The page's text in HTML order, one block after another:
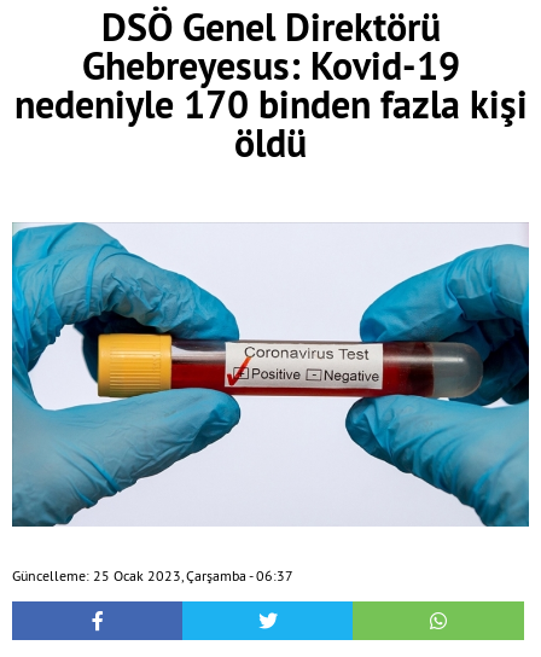
DSÖ Genel Direktörü
Ghebreyesus: Kovid-19
nedeniyle 170 binden fazla kişi
öldü
Güncelleme: 25 Ocak 2023, Çarşamba - 06:37